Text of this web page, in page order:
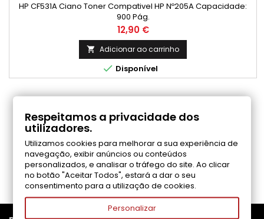
HP CF531A Ciano Toner Compativel HP Nº205A Capacidade:
900 Pág.
Preço
12,90 €
 Adicionar ao carrinho
 Disponível
COMENTÁRIOS (0)
Seja o primeiro a fazer uma avaliação
Respeitamos a privacidade dos
utilizadores.
Utilizamos cookies para melhorar a sua experiência de
navegação, exibir anúncios ou conteúdos
personalizados, e analisar o tráfego do site. Ao clicar
no botão "Aceitar Todos", estará a dar o seu
consentimento para a utilização de cookies.
Personalizar